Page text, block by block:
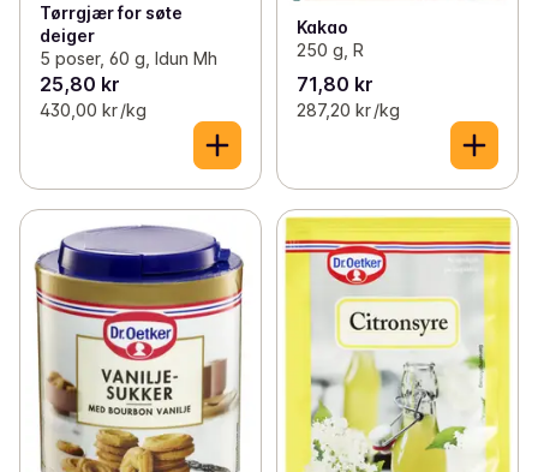
Tørrgjær for søte
deiger
5 poser, 60 g, Idun Mh
25,80 kr
430,00 kr /kg
Kakao
250 g, R
71,80 kr
287,20 kr /kg